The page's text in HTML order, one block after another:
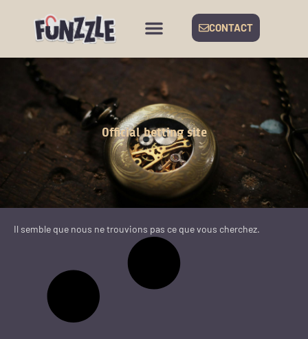
CONTACT
Official betting site
Il semble que nous ne trouvions pas ce que vous cherchez.